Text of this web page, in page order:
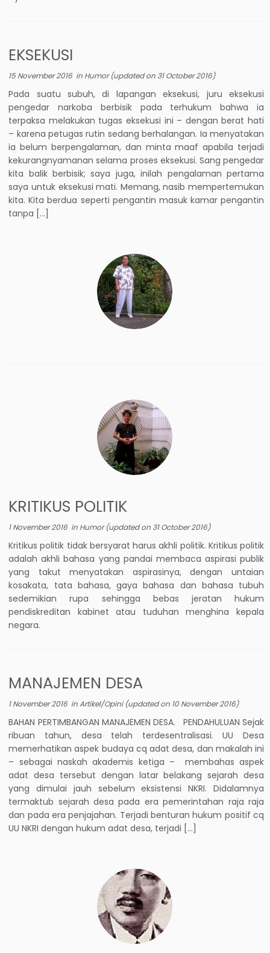
EKSEKUSI
15 November 2016in Humor(updated on 31 October 2016)
Pada suatu subuh, di lapangan eksekusi, juru eksekusi
pengedar narkoba berbisik pada terhukum bahwa ia
terpaksa melakukan tugas eksekusi ini – dengan berat hati
– karena petugas rutin sedang berhalangan. Ia menyatakan
ia belum berpengalaman, dan minta maaf apabila terjadi
kekurangnyamanan selama proses eksekusi. Sang pengedar
kita balik berbisik; saya juga, inilah pengalaman pertama
saya untuk eksekusi mati. Memang, nasib mempertemukan
kita. Kita berdua seperti pengantin masuk kamar pengantin
tanpa […]
KRITIKUS POLITIK
1 November 2016in Humor(updated on 31 October 2016)
Kritikus politik tidak bersyarat harus akhli politik. Kritikus politik
adalah akhli bahasa yang pandai membaca aspirasi publik
yang takut menyatakan aspirasinya, dengan untaian
kosakata, tata bahasa, gaya bahasa dan bahasa tubuh
sedemikian rupa sehingga bebas jeratan hukum
pendiskreditan kabinet atau tuduhan menghina kepala
negara.
MANAJEMEN DESA
1 November 2016inArtikel/Opini(updated on 10 November 2016)
BAHAN PERTIMBANGAN MANAJEMEN DESA. PENDAHULUAN Sejak
ribuan tahun, desa telah terdesentralisasi. UU Desa
memerhatikan aspek budaya cq adat desa, dan makalah ini
– sebagai naskah akademis ketiga – membahas aspek
adat desa tersebut dengan latar belakang sejarah desa
yang dimulai jauh sebelum eksistensi NKRI. Didalamnya
termaktub sejarah desa pada era pemerintahan raja raja
dan pada era penjajahan. Terjadi benturan hukum positif cq
UU NKRI dengan hukum adat desa, terjadi […]